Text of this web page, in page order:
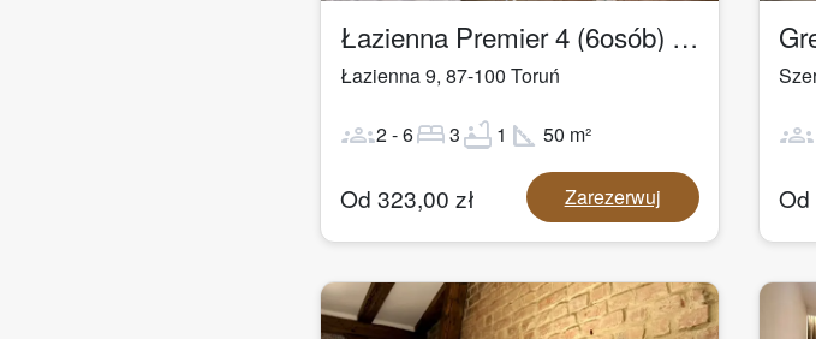
Łazienna Premier 4 (6osób) by Rentoom
Łazienna 9, 87-100 Toruń
groups2-6bed3bathtub 1 square_foot 50 m²
Od 323,00 zł Zarezerwuj
groups
Od